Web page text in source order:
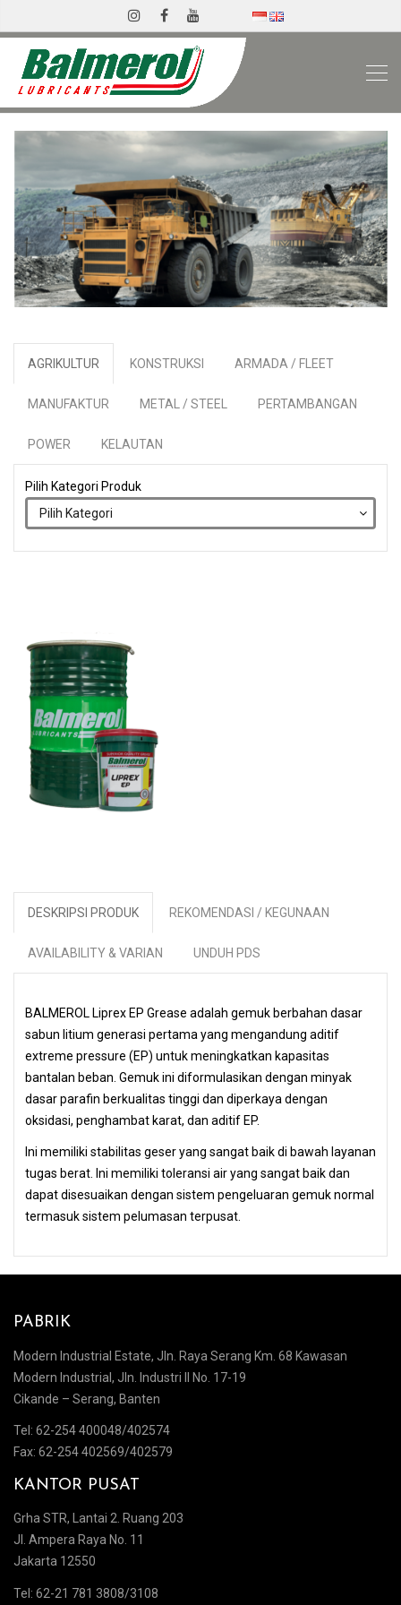
AGRIKULTUR KONSTRUKSI ARMADA / FLEET
MANUFAKTUR METAL / STEEL PERTAMBANGAN
POWER KELAUTAN
Pilih Kategori Produk
DESKRIPSI PRODUK REKOMENDASI / KEGUNAAN
AVAILABILITY & VARIAN UNDUH PDS
BALMEROL Liprex EP Grease adalah gemuk berbahan dasar
sabun litium generasi pertama yang mengandung aditif
extreme pressure (EP) untuk meningkatkan kapasitas
bantalan beban. Gemuk ini diformulasikan dengan minyak
dasar parafin berkualitas tinggi dan diperkaya dengan
oksidasi, penghambat karat, dan aditif EP.
Ini memiliki stabilitas geser yang sangat baik di bawah layanan
tugas berat. Ini memiliki toleransi air yang sangat baik dan
dapat disesuaikan dengan sistem pengeluaran gemuk normal
termasuk sistem pelumasan terpusat.
PABRIK
Modern Industrial Estate, Jln. Raya Serang Km. 68 Kawasan
Modern Industrial, Jln. Industri II No. 17-19
Cikande – Serang, Banten
Tel: 62-254 400048/402574
Fax: 62-254 402569/402579
KANTOR PUSAT
Grha STR, Lantai 2. Ruang 203
Jl. Ampera Raya No. 11
Jakarta 12550
Tel: 62-21 781 3808/3108